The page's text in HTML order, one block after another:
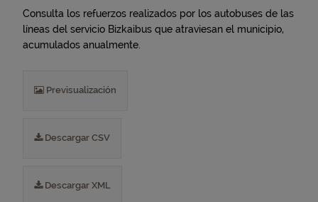
Consulta los refuerzos realizados por los autobuses de las
líneas del servicio Bizkaibus que atraviesan el municipio,
acumulados anualmente.
Previsualización
Descargar CSV
Descargar XML